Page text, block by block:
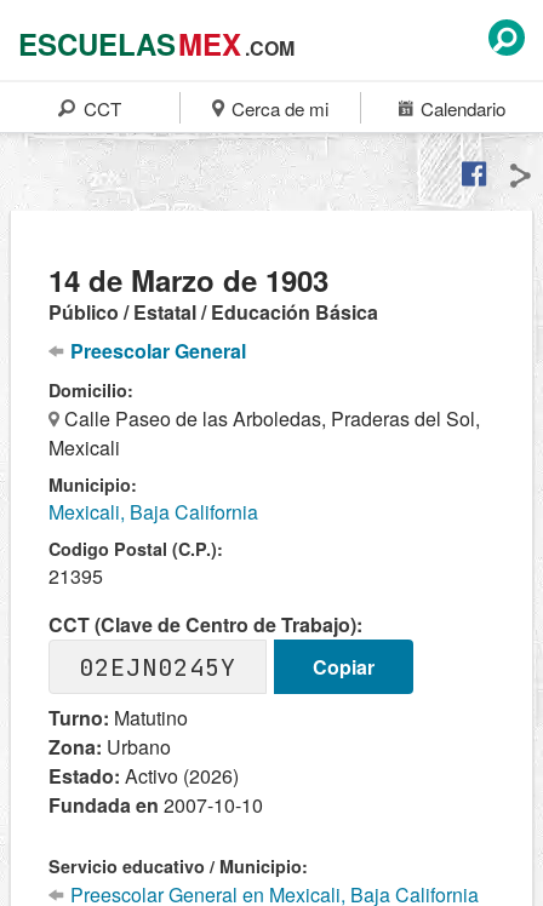
ESCUELASMEX.COM
CCT Cerca de mi Calendario
14 de Marzo de 1903
Público / Estatal / Educación Básica
Preescolar General
Domicilio:
Calle Paseo de las Arboledas, Praderas del Sol,
Mexicali
Municipio:
Mexicali, Baja California
Codigo Postal (C.P.):
21395
CCT (Clave de Centro de Trabajo):
02EJN0245Y
Copiar
Turno: Matutino
Zona: Urbano
Estado: Activo (2026)
Fundada en 2007-10-10
Servicio educativo / Municipio:
Preescolar General en Mexicali, Baja California